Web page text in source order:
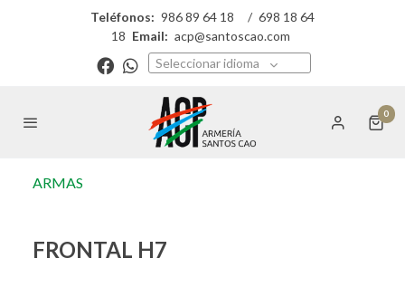
Teléfonos: 986 89 64 18 / 698 18 64
18 Email: acp@santoscao.com
Seleccionar idioma
0
ARMAS
FRONTAL H7